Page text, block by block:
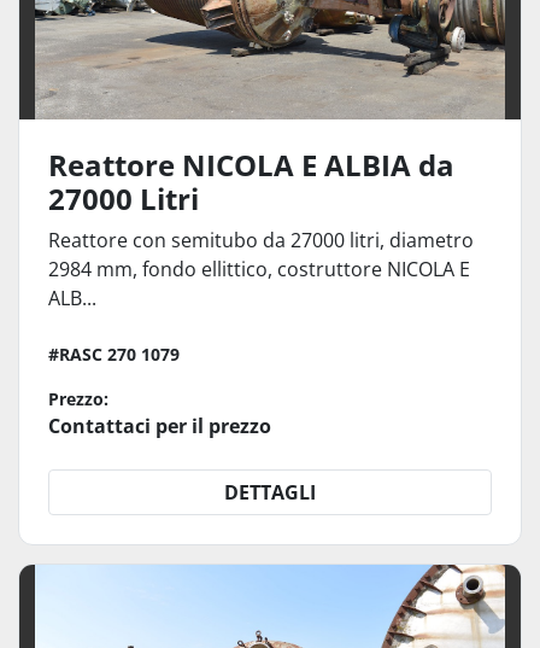
Reattore NICOLA E ALBIA da
27000 Litri
Reattore con semitubo da 27000 litri, diametro
2984 mm, fondo ellittico, costruttore NICOLA E
ALB...
#RASC 270 1079
Prezzo:
Contattaci per il prezzo
DETTAGLI